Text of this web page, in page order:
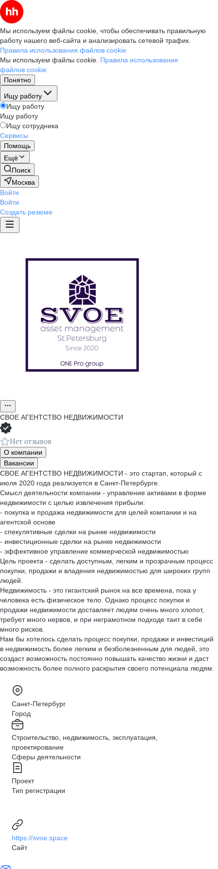
Мы используем файлы cookie, чтобы обеспечивать правильную
работу нашего веб-сайта и анализировать сетевой трафик.
Правила использования файлов cookie
Мы используем файлы cookie. Правила использования
файлов cookie
Понятно
Ищу работу
Ищу работу
Ищу работу
Ищу сотрудника
Сервисы
Помощь
Ещё
Поиск
Москва
Войти
Войти
Создать резюме
СВОЕ АГЕНТСТВО НЕДВИЖИМОСТИ
Нет отзывов
О компании
Вакансии
СВОЕ АГЕНТСТВО НЕДВИЖИМОСТИ - это стартап, который с
июля 2020 года реализуется в Санкт-Петербурге.
Смысл деятельности компании - управление активами в форме
недвижимости с целью извлечения прибыли:
- покупка и продажа недвижимости для целей компании и на
агентской основе
- спекулятивные сделки на рынке недвижимости
- инвестиционные сделки на рынке недвижимости
- эффективное управление коммерческой недвижимостью
Цель проекта - сделать доступным, легким и прозрачным процесс
покупки, продажи и владения недвижимостью для широких групп
людей.
Недвижимость - это гигантский рынок на все времена, пока у
человека есть физическое тело. Однако процесс покупки и
продажи недвижимости доставляет людям очень много хлопот,
требует много нервов, и при неграмотном подходе таит в себе
много рисков.
Нам бы хотелось сделать процесс покупки, продажи и инвестиций
в недвижимость более легким и безболезненным для людей, это
создаст возможность постоянно повышать качество жизни и даст
возможность более полного раскрытия своего потенциала людям.
Санкт-Петербург
Город
Строительство, недвижимость, эксплуатация,
проектирование
Сферы деятельности
Проект
Тип регистрации
https://svoe.space
Сайт